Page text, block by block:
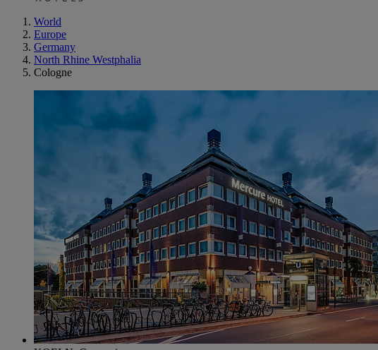
World
Europe
Germany
North Rhine Westphalia
Cologne